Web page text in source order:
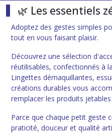
🌿 Les essentiels
Adoptez des gestes simples
tout en vous faisant plaisir.
Découvrez une sélection
réutilisables, confectionnés à
Lingettes démaquillantes,
créations durables vous
remplacer les produits
Parce que chaque petit geste
praticité, douceur et qualité
trousses,
tabliers
accessoires
personnalisés
🌿
Les
essentiels
déchet
(5)